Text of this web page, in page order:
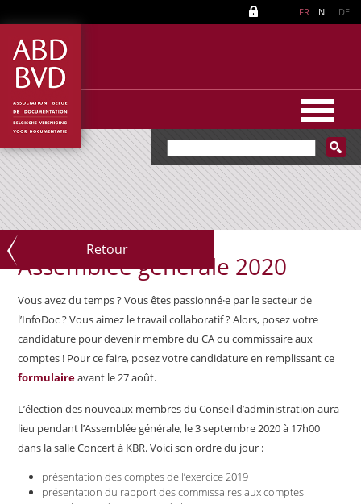
FR NL DE
Retour
Assemblée générale 2020
Vous avez du temps ?​ ​V​ous êtes passionné·e par le secteur de
l’InfoDoc ? Vous aimez le travail collaboratif ? Alors, posez votre
candidature pour devenir membre du CA ou commissaire aux
comptes ! Pour ce faire, posez votre candidature en remplissant ce
formulaireavant le 27 août.
L’élection des nouveaux membres du Conseil d’administration aura
lieu pendant l’Assemblée générale, le 3 septembre 2020 à 17h00
dans la salle Concert à KBR. Voici son ordre du jour :
présentation des comptes de l’exercice 2019
présentation du rapport des commissaires aux comptes